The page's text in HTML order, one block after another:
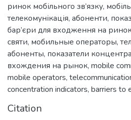
ринок мобільного зв’язку,
телекомунікація, абоненти,
бар’єри для входження на
святи, мобильные операторы,
абоненты, показатели
вхождения на рынок, mobile
mobile operators,
concentration indicators, barriers to
Citation